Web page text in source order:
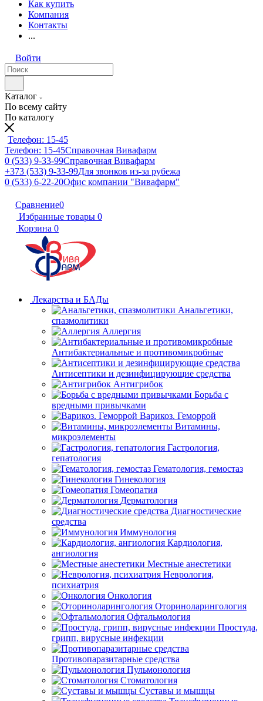
Как купить
Компания
Контакты
...
Войти
Каталог
По всему сайту
По каталогу
Телефон: 15-45
Телефон: 15-45Справочная Вивафарм
0 (533) 9-33-99Справочная Вивафарм
+373 (533) 9-33-99Для звонков из-за рубежа
0 (533) 6-22-20Офис компании "Вивафарм"
Сравнение0
Избранные товары 0
Корзина 0
Лекарства и БАДы
Анальгетики,
спазмолитики
Аллергия
Антибактериальные и противомикробные
Антисептики и дезинфицирующие средства
Антигрибок
Борьба с
вредными привычками
Варикоз. Геморрой
Витамины,
микроэлементы
Гастрология,
гепатология
Гематология, гемостаз
Гинекология
Гомеопатия
Дерматология
Диагностические
средства
Иммунология
Кардиология,
ангиология
Местные анестетики
Неврология,
психиатрия
Онкология
Оториноларингология
Офтальмология
Простуда,
грипп, вирусные инфекции
Противопаразитарные средства
Пульмонология
Стоматология
Суставы и мышцы